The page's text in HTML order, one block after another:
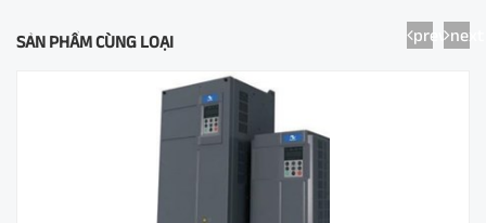
SẢN PHẨM CÙNG LOẠI prev next